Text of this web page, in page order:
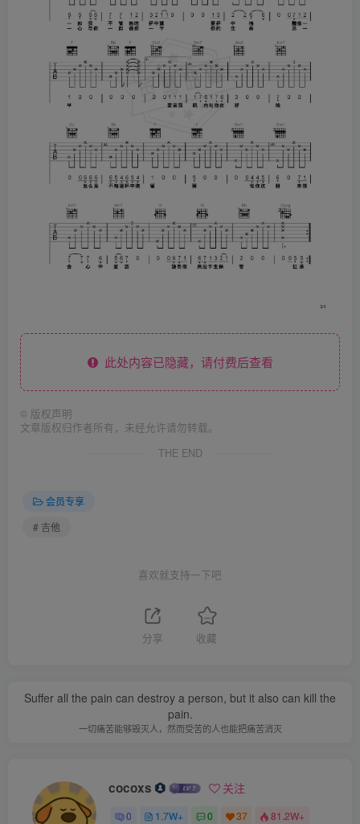
此处内容已隐藏，请付费后查看
© 版权声明
文章版权归作者所有，未经允许请勿转载。
THE END
会员专享
# 吉他
喜欢就支持一下吧
分享 收藏
Suffer all the pain can destroy a person, but it also can kill the
pain.
一切痛苦能够毁灭人，然而受苦的人也能把痛苦消灭
cocoxs 关注
0 1.7W+ 0 37 81.2W+